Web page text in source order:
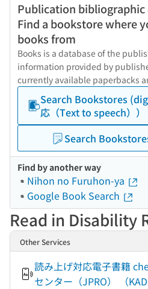
Publication bibliographic
Find a bookstore where
books from
Books is a database of the
information provided by
currently available paperbacks
Search Bookstores
応（Text to speech））
Search
Find by another way
Nihon no Furuhon-ya
Google Book Search
Read in Disability
Other Services
読み上げ対応電子書籍
センター（JPRO） （